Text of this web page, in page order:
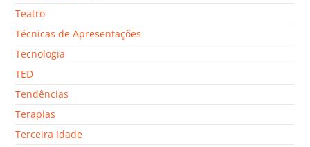
Teatro
Técnicas de Apresentações
Tecnologia
TED
Tendências
Terapias
Terceira Idade